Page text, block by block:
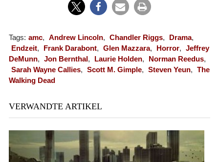
Tags: amc, Andrew Lincoln, Chandler Riggs, Drama,
Endzeit, Frank Darabont, Glen Mazzara, Horror, Jeffrey
DeMunn, Jon Bernthal, Laurie Holden, Norman Reedus,
Sarah Wayne Callies, Scott M. Gimple, Steven Yeun, The
Walking Dead
VERWANDTE ARTIKEL